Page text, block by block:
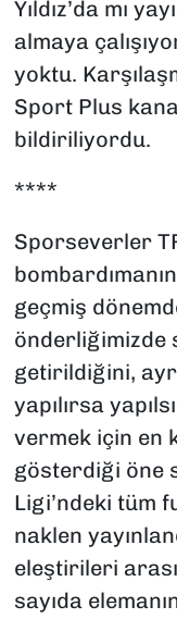
Yıldız’da mı
almaya
yoktu.
Sport Plus
bildiriliyordu.
****
Sporseverler
geçmiş
önderliğimizde
getirildiğini,
yapılırsa
vermek için en
gösterdiği öne
Ligi’ndeki tüm
naklen
eleştirileri
sayıda